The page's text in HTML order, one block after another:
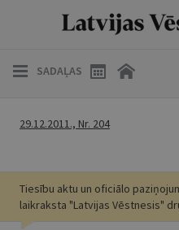
SADAĻAS
29.12.2011., Nr. 204
Tiesību aktu un oficiālo
laikraksta "Latvijas Vēstnesis"